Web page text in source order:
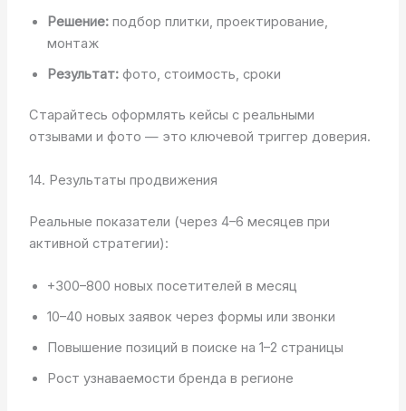
Решение:подбор плитки, проектирование,
монтаж
Результат:фото, стоимость, сроки
Старайтесь оформлять кейсы с реальными
отзывами и фото — это ключевой триггер доверия.
14. Результаты продвижения
Реальные показатели (через 4–6 месяцев при
активной стратегии):
+300–800 новых посетителей в месяц
10–40 новых заявок через формы или звонки
Повышение позиций в поиске на 1–2 страницы
Рост узнаваемости бренда в регионе